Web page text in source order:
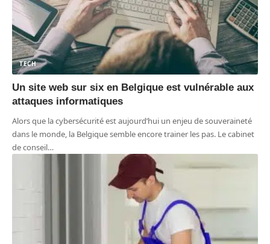
TECH
Un site web sur six en Belgique est vulnérable aux
attaques informatiques
Alors que la cybersécurité est aujourd’hui un enjeu de souveraineté
dans le monde, la Belgique semble encore trainer les pas. Le cabinet
de conseil…